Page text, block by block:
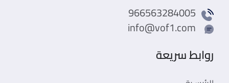
966563284005
info@vof1.com
روابط سريعة